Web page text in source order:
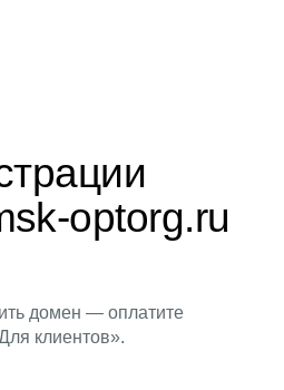
optorg.ru
домен — оплатите
клиентов».